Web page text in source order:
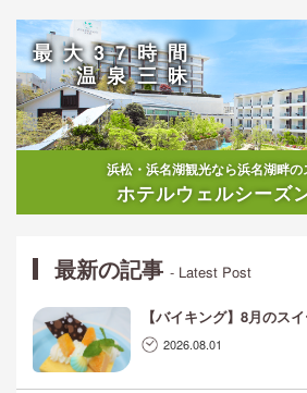
最大37時間
温泉三昧
浜松・浜名湖観光なら浜名湖畔の
ホテルウェルシーズ
最新の記事- Latest Post
【バイキング】8月のス
2026.08.01